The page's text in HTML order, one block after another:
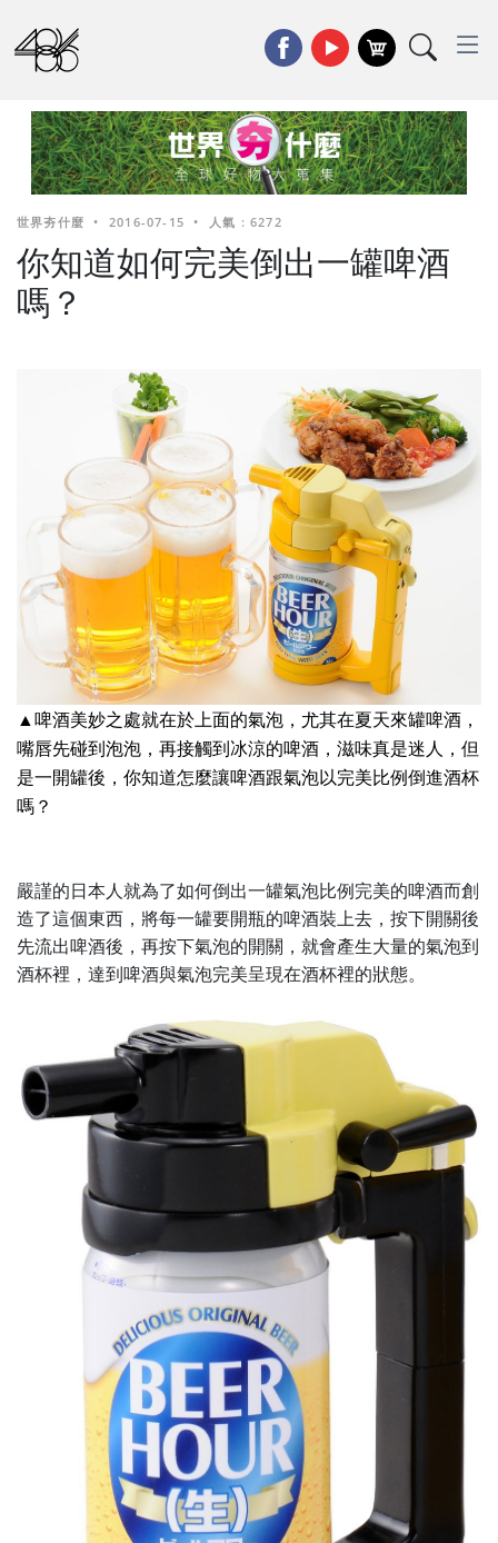
世界夯什麼 • 2016-07-15 • 人氣 : 6272
你知道如何完美倒出一罐啤酒
嗎？
▲啤酒美妙之處就在於上面的氣泡，尤其在夏天來罐啤酒，
嘴唇先碰到泡泡，再接觸到冰涼的啤酒，滋味真是迷人，但
是一開罐後，你知道怎麼讓啤酒跟氣泡以完美比例倒進酒杯
嗎？
嚴謹的日本人就為了如何倒出一罐氣泡比例完美的啤酒而創
造了這個東西，將每一罐要開瓶的啤酒裝上去，按下開關後
先流出啤酒後，再按下氣泡的開關，就會產生大量的氣泡到
酒杯裡，達到啤酒與氣泡完美呈現在酒杯裡的狀態。